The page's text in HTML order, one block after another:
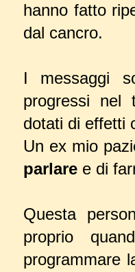
hanno fatto
dal cancro.
I messaggi
progressi nel
dotati di effetti
Un ex mio
parlare e di
Questa
proprio
programmare